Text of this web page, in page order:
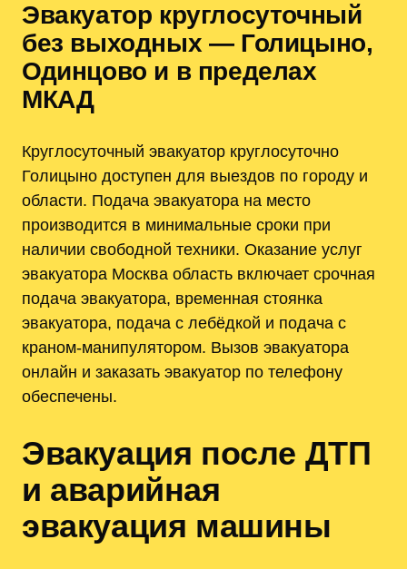
Эвакуатор круглосуточный
без выходных — Голицыно,
Одинцово и в пределах
МКАД
Круглосуточный эвакуатор круглосуточно
Голицыно доступен для выездов по городу и
области. Подача эвакуатора на место
производится в минимальные сроки при
наличии свободной техники. Оказание услуг
эвакуатора Москва область включает срочная
подача эвакуатора, временная стоянка
эвакуатора, подача с лебёдкой и подача с
краном-манипулятором. Вызов эвакуатора
онлайн и заказать эвакуатор по телефону
обеспечены.
Эвакуация после ДТП
и аварийная
эвакуация машины